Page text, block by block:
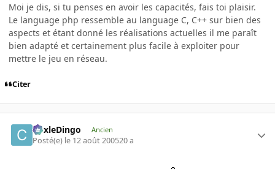
Moi je dis, si tu penses en avoir les capacités, fais toi plaisir.
Le language php ressemble au language C, C++ sur bien des
aspects et étant donné les réalisations actuelles il me paraît
bien adapté et certainement plus facile à exploiter pour
mettre le jeu en réseau.
Citer
CoxleDingo Ancien
Posté(e) le 12 août 200520 a